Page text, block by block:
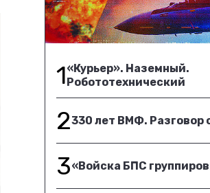
1«Курьер». Наземный.
Робототехнический
2330 лет ВМФ. Разговор
3«Войска БПС